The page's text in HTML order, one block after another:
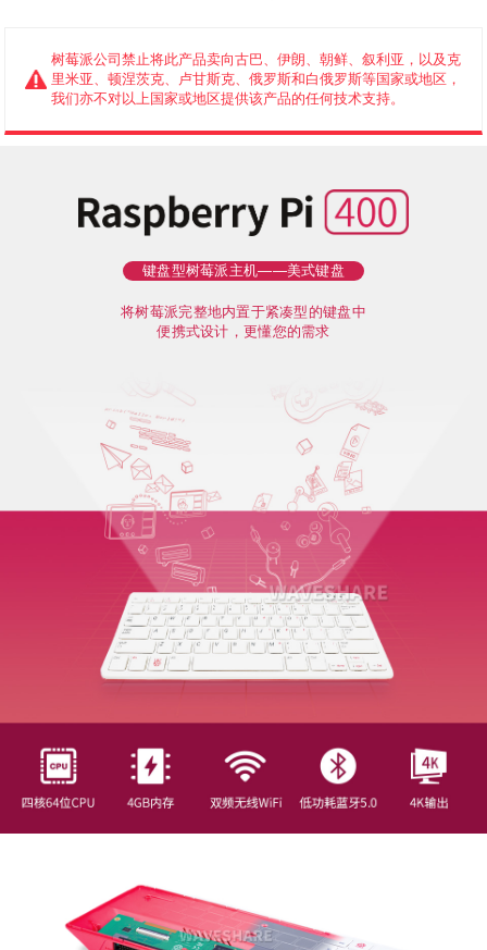
树莓派公司禁止将此产品卖向古巴、伊朗、朝鲜、叙利亚，以及克
里米亚、顿涅茨克、卢甘斯克、俄罗斯和白俄罗斯等国家或地区，
我们亦不对以上国家或地区提供该产品的任何技术支持。
键盘型树莓派主机——美式键盘
将树莓派完整地内置于紧凑型的键盘中
便携式设计，更懂您的需求